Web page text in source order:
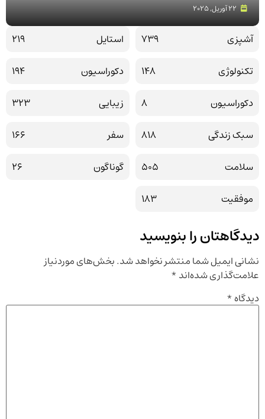
22 آوریل, 2025
آشپزی 739 استایل
219
تکنولوژی
148 دکوراسیون
194
دکوراسیون
8 زیبایی
323
سبک زندگی
818 سفر
166
سلامت
505 گوناگون
26
موفقیت
183
دیدگاهتان را بنویسید
نشانی ایمیل شما منتشر نخواهد شد.بخش‌های موردنیاز
علامت‌گذاری شده‌اند*
دیدگاه*